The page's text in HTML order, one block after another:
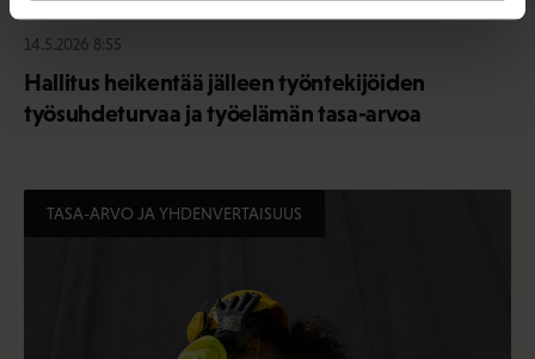
14.5.2026 8:55
Hallitus heikentää jälleen työntekijöiden
työsuhdeturvaa ja työelämän tasa-arvoa
TASA-ARVO JA YHDENVERTAISUUS